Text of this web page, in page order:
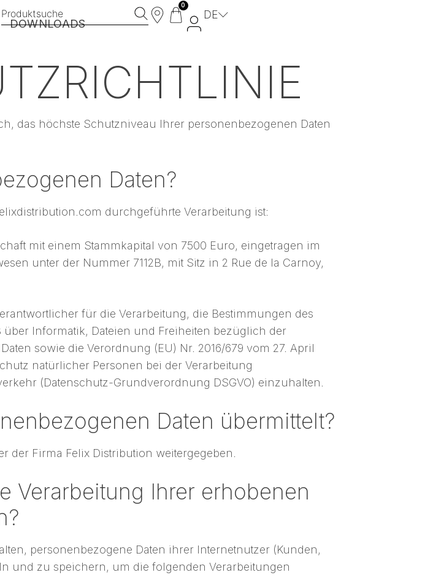
Aluminium Zaun
DOWNLOADS
Produktsuche
0
DE
das höchste Schutzniveau Ihrer personenbezogenen Daten
Daten?
durchgeführte Verarbeitung ist:
mit einem Stammkapital von 7500 Euro, eingetragen im
unter der Nummer 7112B, mit Sitz in 2 Rue de la Carnoy,
für die Verarbeitung, die Bestimmungen des
über Informatik, Dateien und Freiheiten bezüglich der
sowie die Verordnung (EU) Nr. 2016/679 vom 27. April
natürlicher Personen bei der Verarbeitung
(Datenschutz-Grundverordnung DSGVO) einzuhalten.
Daten übermittelt?
der Firma Felix Distribution weitergegeben.
Verarbeitung Ihrer erhobenen
personenbezogene Daten ihrer Internetnutzer (Kunden,
und zu speichern, um die folgenden Verarbeitungen